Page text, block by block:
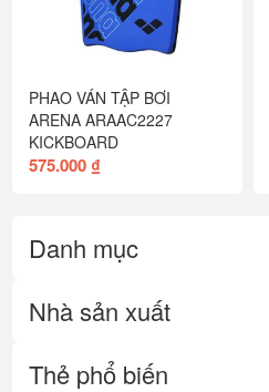
Danh mục
Nhà sản xuất
Thẻ phổ biến
PHAO VÁN TẬP BƠI
ARENA ARAAC2227
KICKBOARD
575.000 ₫